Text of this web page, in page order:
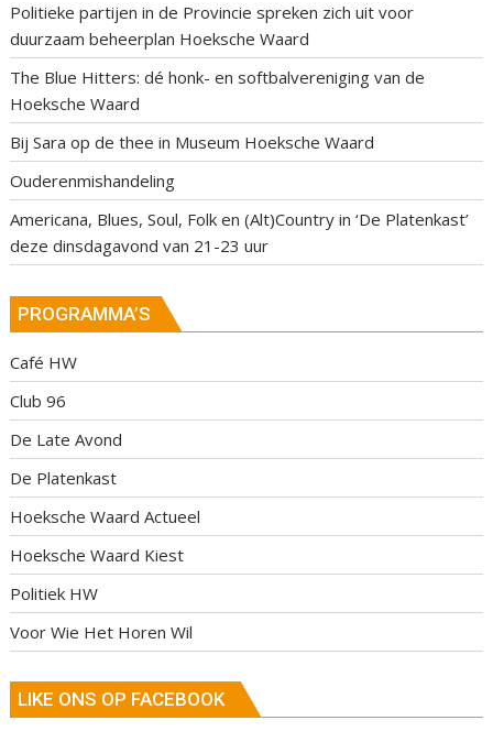
Politieke partijen in de Provincie spreken zich uit voor
duurzaam beheerplan Hoeksche Waard
The Blue Hitters: dé honk- en softbalvereniging van de
Hoeksche Waard
Bij Sara op de thee in Museum Hoeksche Waard
Ouderenmishandeling
Americana, Blues, Soul, Folk en (Alt)Country in ‘De Platenkast’
deze dinsdagavond van 21-23 uur
PROGRAMMA’S
Café HW
Club 96
De Late Avond
De Platenkast
Hoeksche Waard Actueel
Hoeksche Waard Kiest
Politiek HW
Voor Wie Het Horen Wil
LIKE ONS OP FACEBOOK